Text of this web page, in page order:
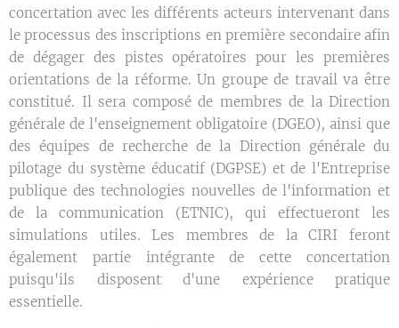
concertation avec les différents acteurs intervenant dans
le processus des inscriptions en première secondaire afin
de dégager des pistes opératoires pour les premières
orientations de la réforme. Un groupe de travail va être
constitué. Il sera composé de membres de la Direction
générale de l'enseignement obligatoire (DGEO), ainsi que
des équipes de recherche de la Direction générale du
pilotage du système éducatif (DGPSE) et de l'Entreprise
publique des technologies nouvelles de l'information et
de la communication (ETNIC), qui effectueront les
simulations utiles. Les membres de la CIRI feront
également partie intégrante de cette concertation
puisqu'ils disposent d'une expérience pratique
essentielle.